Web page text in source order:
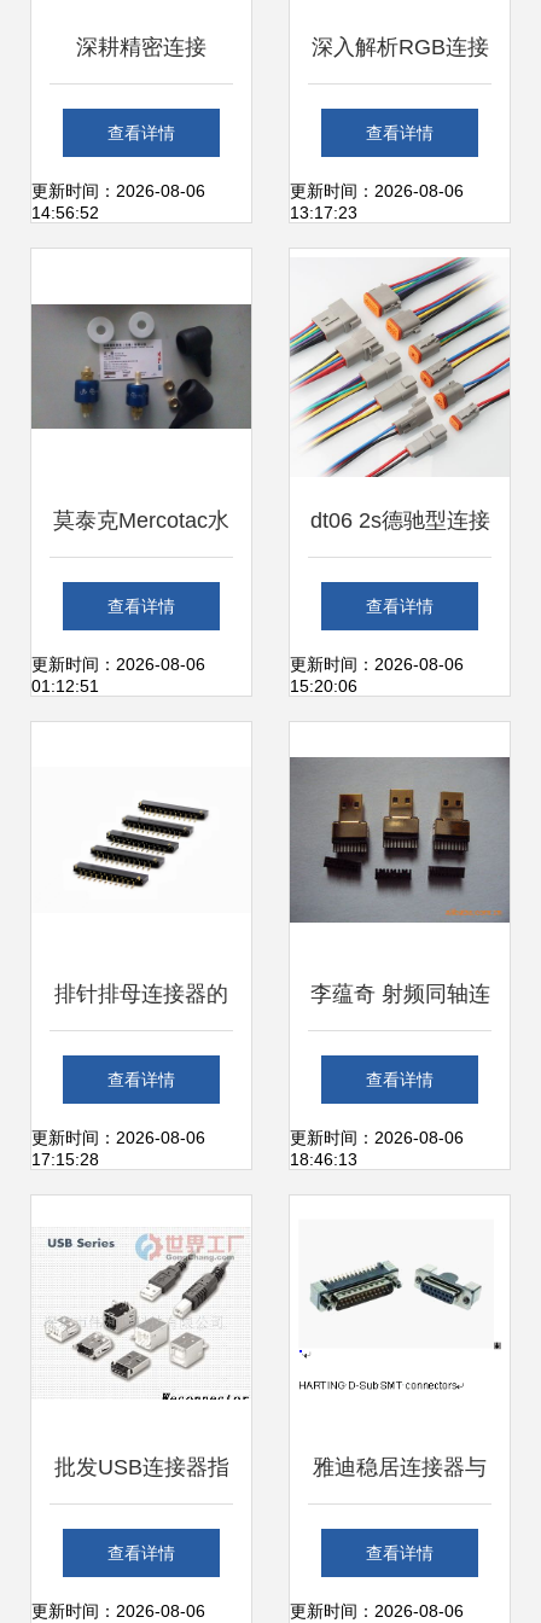
深耕精密连接
M8、M12、M16与
M23连接器应用全
查看详情
更新时间：2026-08-06
14:56:52
深入解析RGB连接
线 批发选购指南与
厂家直供优势
查看详情
更新时间：2026-08-06
13:17:23
莫泰克Mercotac水
银接头价格、厂家
及产品信息全解析
业连接器指南
查看详情
更新时间：2026-08-06
01:12:51
dt06 2s德驰型连接
器防水接插件公母
对接汽车线束插头
查看详情
更新时间：2026-08-06
15:20:06
排针排母连接器的
特性及其在连接器
中的应用
查看详情
更新时间：2026-08-06
17:15:28
李蕴奇 射频同轴连
接器产品线全景解
析
查看详情
更新时间：2026-08-06
18:46:13
批发USB连接器指
南 型号、价格与厂
家选择
查看详情
更新时间：2026-08-06
雅迪稳居连接器与
工业网络技术领域
领先地位，持续引
查看详情
更新时间：2026-08-06